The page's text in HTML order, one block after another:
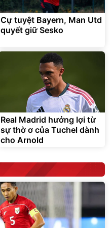
trong di chuyển
295.000 đ
Đã bán nhiều
Cự tuyệt Bayern, Man Utd
quyết giữ Sesko
Real Madrid hưởng lợi từ
sự thờ ơ của Tuchel dành
cho Arnold